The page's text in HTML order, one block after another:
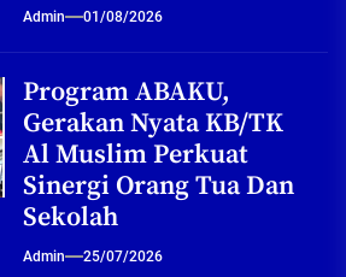
Admin 01/08/2026
Program ABAKU,
Gerakan Nyata KB/TK
Al Muslim Perkuat
Sinergi Orang Tua Dan
Sekolah
Admin 25/07/2026